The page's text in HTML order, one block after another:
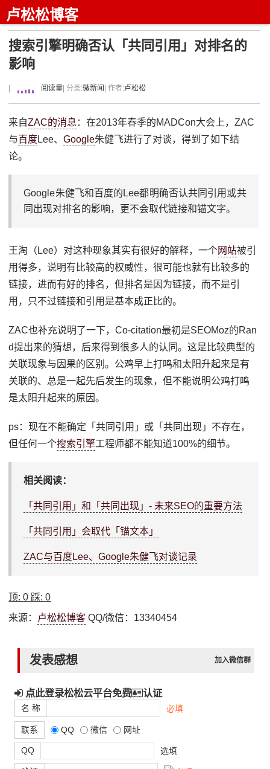
卢松松博客
搜索引擎明确否认「共同引用」对排名的
影响
阅读量 | 分类:微新闻 | 作者:卢松松
来自ZAC的消息 ：在2013年春季的MADCon大会上，ZAC
与百度Lee、Google朱健飞进行了对谈，得到了如下结
论。
Google朱健飞和百度的Lee都明确否认共同引用或共
同出现对排名的影响，更不会取代链接和锚文字。
王淘（Lee）对这种现象其实有很好的解释，一个网站被引
用得多，说明有比较高的权威性，很可能也就有比较多的
链接，进而有好的排名，但排名是因为链接，而不是引
用，只不过链接和引用是基本成正比的。
ZAC也补充说明了一下，Co-citation最初是SEOMoz的Ran
d提出来的猜想，后来得到很多人的认同。这是比较典型的
关联现象与因果的区别。公鸡早上打鸣和太阳升起来是有
关联的、总是一起先后发生的现象，但不能说明公鸡打鸣
是太阳升起来的原因。
ps：现在不能确定「共同引用」或「共同出现」不存在，
但任何一个搜索引擎工程师都不能知道100%的细节。
相关阅读：
「共同引用」和「共同出现」- 未来SEO的重要方法
「共同引用」会取代「锚文本」
ZAC与百度Lee、Google朱健飞对谈记录
顶:0 踩:0
来源： 卢松松博客 QQ/微信：13340454
发表感想 加入微信群
点此登录松松云平台免费 认证
名 称 必填
联系 QQ 微信 网址
QQ 选填